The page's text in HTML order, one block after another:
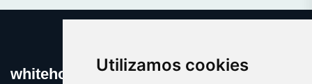
Utilizamos cookies
whitehouse.es